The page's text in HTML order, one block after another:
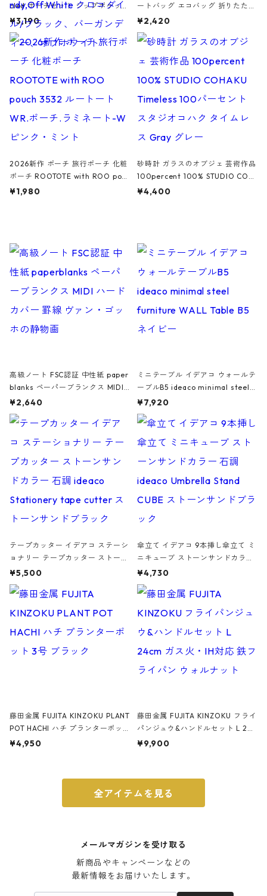
cled ポーチセット ジップポケット
ファスナーポーチ 撥水加工 トラベ
ルポーチ 化粧ポーチ 3点セット C
ROCODILE/Black,Burgundy,Off
White クロコダイル/ブラック、バ
¥3,190
ートバッグ エコバッグ 折りたたみ
大きめ 撥水加工 収納ポーチ CRO
CODILE/Black クロコダイル/ブラ
ック
¥2,420
2026新作 ポーチ 旅行ポーチ 化粧
ポーチ ROOTOTE with ROO pou
ch 3532 ルートート WR.ポーチ.ラ
¥1,980
砂時計 ガラスのオブジェ 芸術作品
100percent 100% STUDIO COH
AKU Timeless 100パーセント ス
¥4,400
高級ノート FSC認証 中性紙 paper
blanks ペーパーブランクス MIDI
ハードカバー 罫線 ヴァン・ゴッホ
の静物画
¥2,640
ミニテーブル イデアコ ウォールテ
ーブルB5 ideaco minimal steel f
urniture WALL Table B5 ネイビー
¥7,920
テープカッター イデアコ ステーシ
ョナリー テープカッター ストーン
サンドカラー 石調 ideaco Station
ery tape cutter ストーンサンド
ブラック
¥5,500
傘立て イデアコ 9本挿し傘立て ミ
ニキューブ ストーンサンドカラー
石調 ideaco Umbrella Stand CUB
E ストーンサンドブラック
¥4,730
藤田金属 FUJITA KINZOKU PLANT
POT HACHI ハチ プランターポッ
ト 3号 ブラック
¥4,950
藤田金属 FUJITA KINZOKU フライ
パンジュウ&ハンドルセット L 24c
m ガス火・IH対応 鉄フライパン
¥9,900
全アイテムを見る
メールマガジンを受け取る
新商品やキャンペーンなどの
最新情報をお届けいたします。